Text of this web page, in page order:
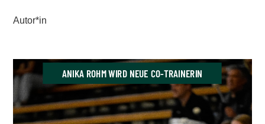
Autor*in
ANIKA ROHM WIRD NEUE CO-TRAINERIN